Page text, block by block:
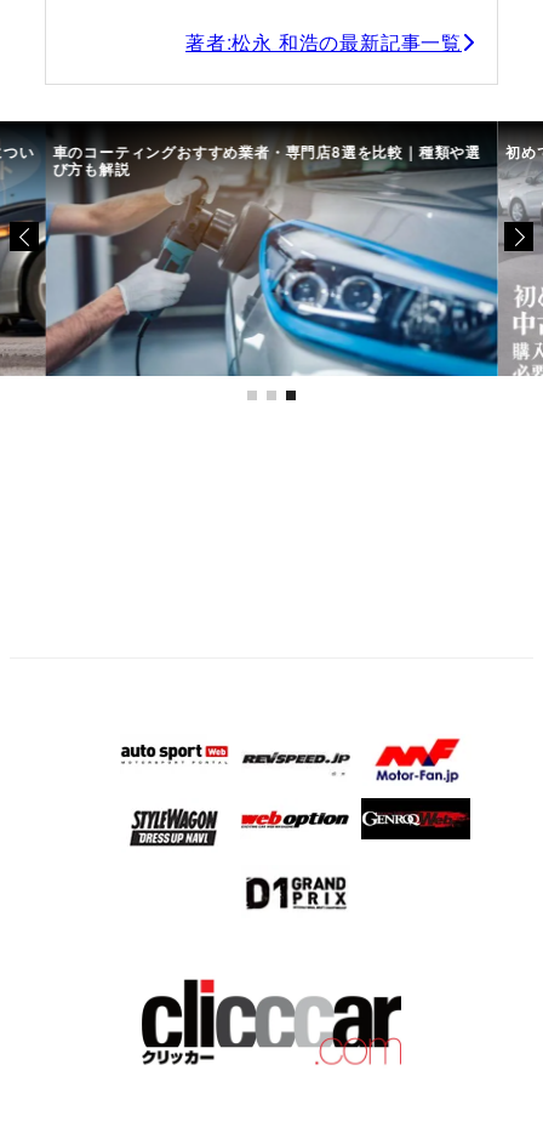
著者:松永 和浩の最新記事一覧
い 車のコーティングおすすめ業者・専門店8選を比較｜種類や選
び方も解説
初め